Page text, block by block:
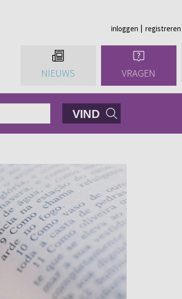
inloggen registreren
NIEUWS VRAGEN
VIND